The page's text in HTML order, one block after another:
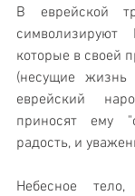
В еврейской
которые в своей
(несущие жизнь
еврейский
приносят ему
радость, и
Небесное тело,